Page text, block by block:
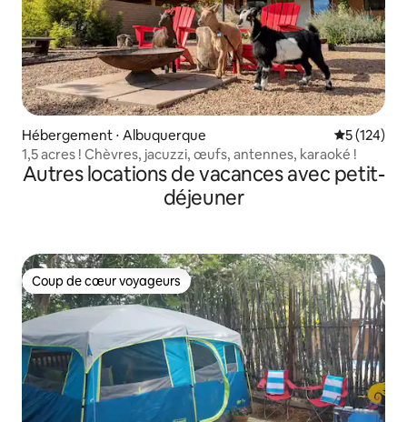
Hébergement ⋅ Albuquerque Évaluation
5 (124)
1,5 acres ! Chèvres, jacuzzi, œufs, antennes, karaoké !
Autres locations de vacances avec petit-
déjeuner
Coup de cœur voyageurs
Coup de cœur voyageurs